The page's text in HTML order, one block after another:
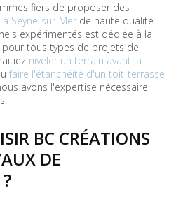
fiers de proposer des
Seyne-sur-Mer de haute qualité.
expérimentés est dédiée à la
tous types de projets de
niveler un terrain avant la
faire l'étanchéité d'un toit-terrasse
avons l'expertise nécessaire
BC CRÉATIONS
DE